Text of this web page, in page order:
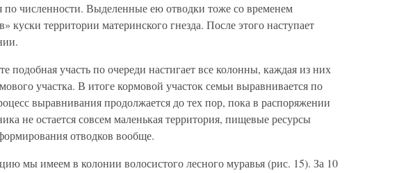
по численности. Выделенные ею отводки тоже со временем
куски территории материнского гнезда. После этого наступает
подобная участь по очереди настигает все колонны, каждая из них
участка. В итоге кормовой участок семьи выравнивается по
выравнивания продолжается до тех пор, пока в распоряжении
не остается совсем маленькая территория, пищевые ресурсы
отводков вообще.
мы имеем в колонии волосистого лесного муравья (рис. 15). За 10